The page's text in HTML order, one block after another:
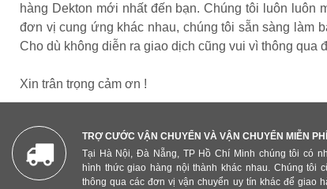
hàng Dekton mới nhất đến bạn. Chúng tôi luôn luôn
đơn vị cung ứng khác nhau, chúng tôi sẵn sàng làm
Cho dù không diễn ra giao dịch cũng vui vì thông
Xin trân trọng cảm ơn !
TRỢ CƯỚC VẬN CHUYỂN VÀ VẬN CHUYỂN MIỄN PHÍ
Tại Hà Nội, Đà Nẵng, TP Hồ Chí Minh chúng tôi có
hình thức giao hàng nội thành khác nhau. Chúng tôi
thông qua các đơn vị vận chuyển uy tín khác để giao